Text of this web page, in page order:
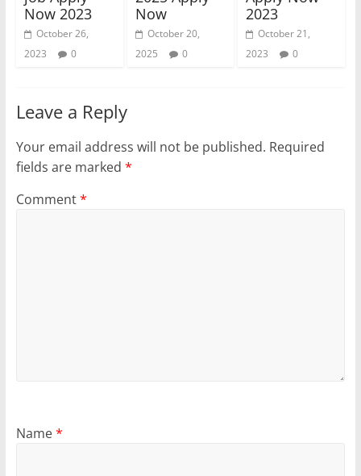
Now 2023
October 26,
2023
0
Now
October 20,
2025
0
2023
October 21,
2023
0
Leave a Reply
Your email address will not be published. Required
fields are marked *
Comment*
Name*